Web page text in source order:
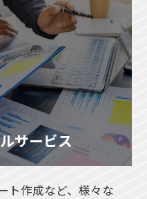
サービス
ト作成など、様々な